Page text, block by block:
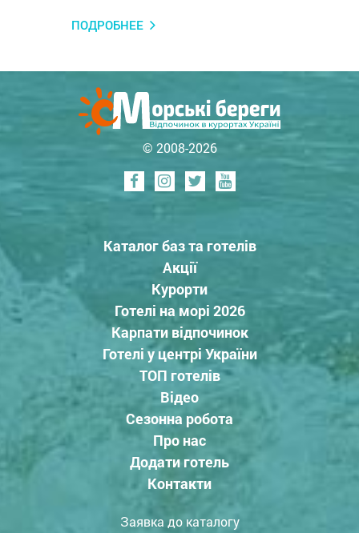
ПОДРОБНЕЕ
© 2008-2026
Каталог баз та готелів
Акції
Курорти
Готелі на морі 2026
Карпати відпочинок
Готелі у центрі України
ТОП готелів
Відео
Сезонна робота
Про нас
Додати готель
Контакти
Заявка до каталогу